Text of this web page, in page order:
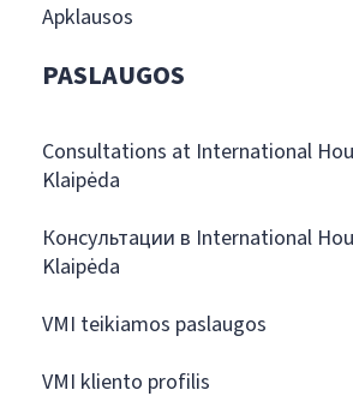
Apklausos
PASLAUGOS
Consultations at International
Klaipėda
Консультации в International
Klaipėda
VMI teikiamos paslaugos
VMI kliento profilis